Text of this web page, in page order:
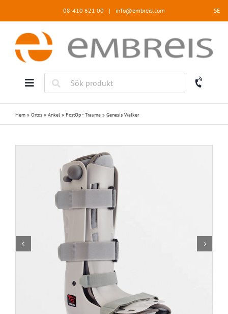
08-410 621 00 | info@embreis.com SE
Hem » Ortos » Ankel » PostOp - Trauma » Genesis Walker
 